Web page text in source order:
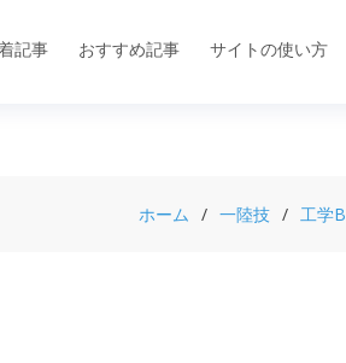
記事 おすすめ記事 サイトの使い方
ホーム 一陸技 工学B